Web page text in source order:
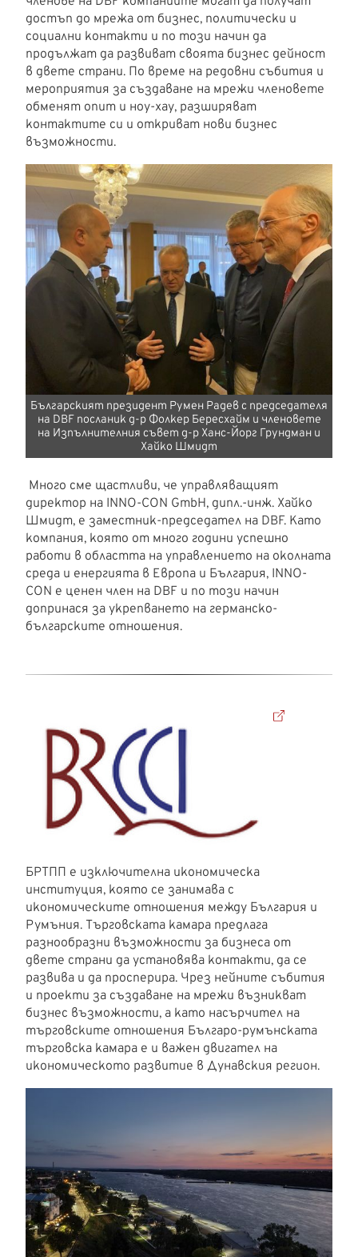
достъп до мрежа от бизнес, политически и
социални контакти и по този начин да
продължат да развиват своята бизнес дейност
в двете страни. По време на редовни събития и
мероприятия за създаване на мрежи членовете
обменят опит и ноу-хау, разширяват
контактите си и откриват нови бизнес
възможности.
Българският президент Румен Радев с председателя
на DBF посланик д-р Фолкер Бересхайм и членовете
на Изпълнителния съвет д-р Ханс-Йорг Грундман и
Хайко Шмидт
Много сме щастливи, че управляващият
директор на INNO-CON GmbH, дипл.-инж. Хайко
Шмидт, е заместник-председател на DBF. Като
компания, която от много години успешно
работи в областта на управлението на околната
среда и енергията в Европа и България, INNO-
CON е ценен член на DBF и по този начин
допринася за укрепването на германско-
българските отношения.
БРТПП е изключителна икономическа
институция, която се занимава с
икономическите отношения между България и
Румъния. Търговската камара предлага
разнообразни възможности за бизнеса от
двете страни да установява контакти, да се
развива и да просперира. Чрез нейните събития
и проекти за създаване на мрежи възникват
бизнес възможности, а като насърчител на
търговските отношения Българо-румънската
търговска камара е и важен двигател на
икономическото развитие в Дунавския регион.